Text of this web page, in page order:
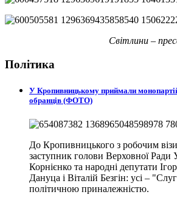
Світлини –
Політика
У Кропивницькому приймали
обранців (ФОТО)
До Кропивницького з робочим
заступник голови Верховної Ради
Корнієнко та народні депутати
Дануца і Віталій Безгін: усі –
політичною приналежністю.